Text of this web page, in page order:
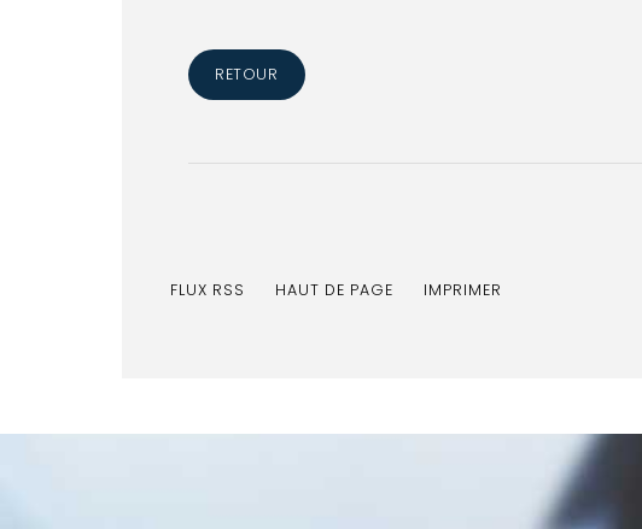
RETOUR
FLUX RSS HAUT DE PAGE IMPRIMER